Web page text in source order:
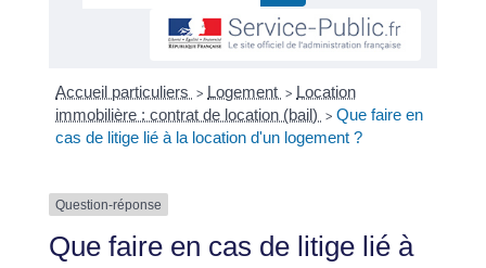
Accueil particuliers > Logement > Location
immobilière : contrat de location (bail) > Que faire en
cas de litige lié à la location d'un logement ?
Question-réponse
Que faire en cas de litige lié à